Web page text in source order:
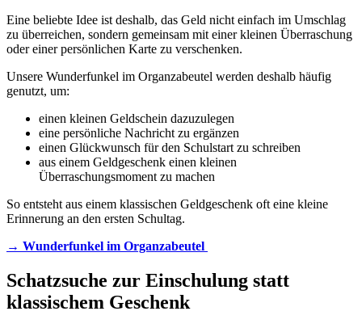
Eine beliebte Idee ist deshalb, das Geld nicht einfach im Umschlag
zu überreichen, sondern gemeinsam mit einer kleinen Überraschung
oder einer persönlichen Karte zu verschenken.
Unsere Wunderfunkel im Organzabeutel werden deshalb häufig
genutzt, um:
einen kleinen Geldschein dazuzulegen
eine persönliche Nachricht zu ergänzen
einen Glückwunsch für den Schulstart zu schreiben
aus einem Geldgeschenk einen kleinen
Überraschungsmoment zu machen
So entsteht aus einem klassischen Geldgeschenk oft eine kleine
Erinnerung an den ersten Schultag.
→ Wunderfunkel im Organzabeutel
Schatzsuche zur Einschulung statt
klassischem Geschenk